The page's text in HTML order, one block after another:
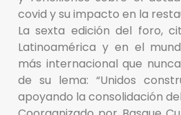
covid y su impacto en la
La sexta edición del foro,
Latinoamérica y en el
más internacional que
de su lema: “Unidos
apoyando la consolidación